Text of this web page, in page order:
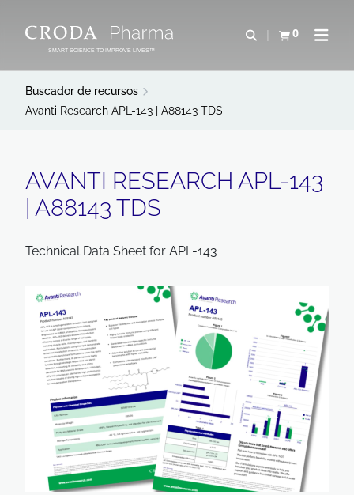
CONTENIDOSMART SCIENCE TO IMPROVE LIVES™
Abrir0
Ver carritoAbrir
Buscador de recursos
Avanti Research APL-143 | A88143 TDS
AVANTI RESEARCH APL-143
| A88143 TDS
Technical Data Sheet for APL-143